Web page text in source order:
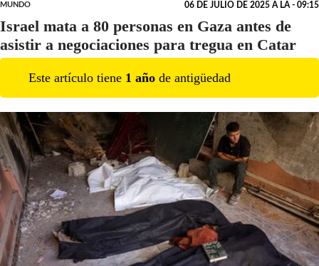
MUNDO 06 DE JULIO DE 2025 A LA - 09:15
Israel mata a 80 personas en Gaza antes de
asistir a negociaciones para tregua en Catar
Este artículo tiene 1 año de antigüedad